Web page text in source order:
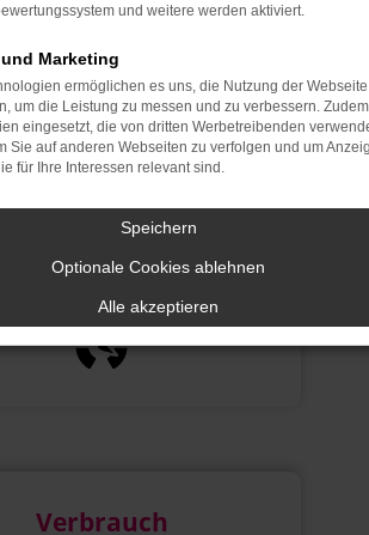
JETZT ANFRAGEN
JETZT ANRUFEN
Motor
115 kW (156 PS)
Verbrauch
und weitere werden aktiviert.
Marketing
ermöglichen es uns, die Nutzung der
um die Leistung zu messen und zu verbessern.
eingesetzt, die von dritten Werbetreibenden
Sie auf anderen Webseiten zu verfolgen und um
für Ihre Interessen relevant sind.
Speichern
Optionale Cookies ablehnen
Alle akzeptieren